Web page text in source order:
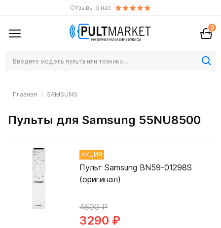
Отзывы о нас
0
Главная SAMSUNG
Пульты для Samsung 55NU8500
АКЦИЯ
Пульт Samsung BN59-01298S
(оригинал)
4500 ₽
3290 ₽